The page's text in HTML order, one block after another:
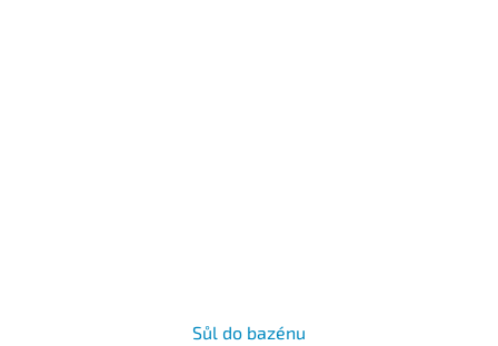
Sůl do bazénu